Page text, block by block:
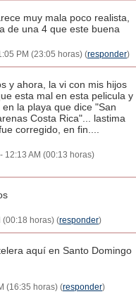
muy mala poco realista,
de una 4 que este buena
PM (23:05 horas) (responder)
y ahora, la vi con mis hijos
esta mal en esta pelicula y
la playa que dice "San
Costa Rica"... lastima
corregido, en fin....
12:13 AM (00:13 horas)
(00:18 horas) (responder)
aquí en Santo Domingo
(16:35 horas) (responder)